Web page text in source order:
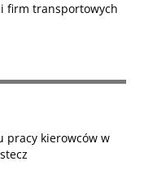
firm transportowych
pracy kierowców w